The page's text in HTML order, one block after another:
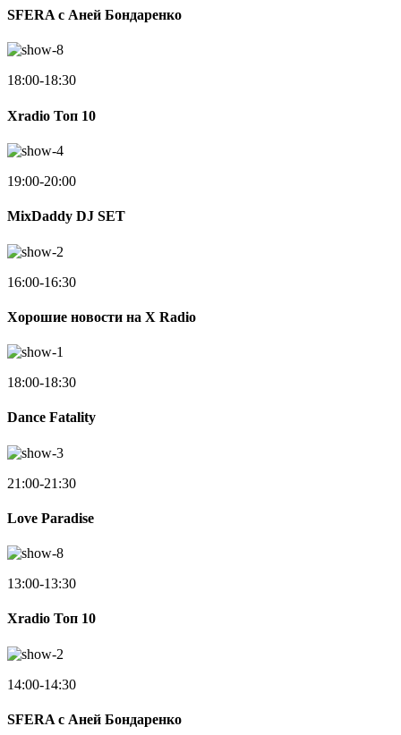
SFERA с Аней Бондаренко
18:00-18:30
Xradio Топ 10
19:00-20:00
MixDaddy DJ SET
16:00-16:30
Хорошие новости на X Radio
18:00-18:30
Dance Fatality
21:00-21:30
Love Paradise
13:00-13:30
Xradio Топ 10
14:00-14:30
SFERA с Аней Бондаренко